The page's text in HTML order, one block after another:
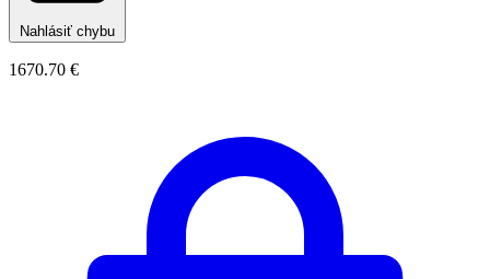
Nahlásiť chybu
1670.70 €